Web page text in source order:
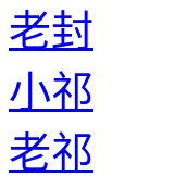
老封
小祁
老祁